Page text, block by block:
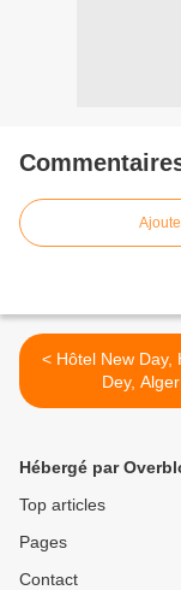
< Hôtel New Day, Hussein
Dey, Alger
Hébergé par
Top articles
Pages
Contact